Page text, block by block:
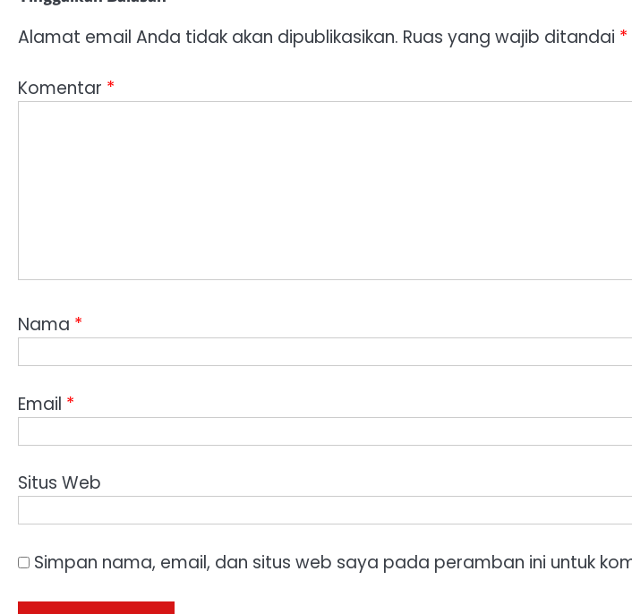
Alamat email Anda tidak akan dipublikasikan. Ruas yang wajib ditandai *
Komentar *
Nama *
Email *
Situs Web
Simpan nama, email, dan situs web saya pada peramban ini untuk